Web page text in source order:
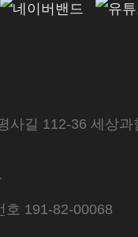
사길 112-36 세상
호 191-82-00068